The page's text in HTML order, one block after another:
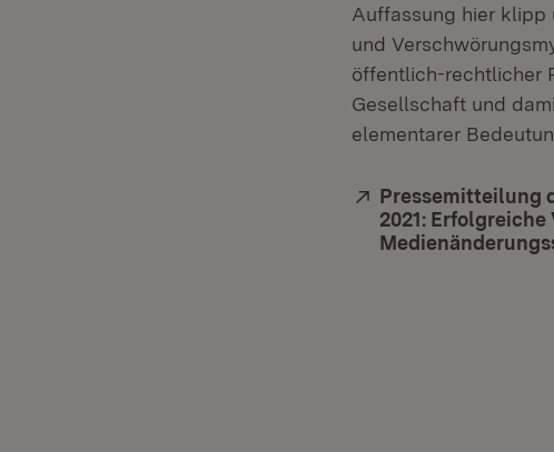
Auffassung hier klipp
und
öffentlich-rechtlicher
Gesellschaft und
elementarer
Extern:
Pressemitteilung
2021: